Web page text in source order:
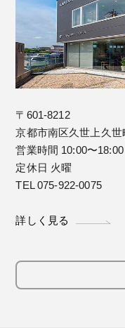
〒601-8212
京都市南区久世上久世
営業時間 10:00〜18:00
定休日 火曜
TEL 075-922-0075
詳しく見る